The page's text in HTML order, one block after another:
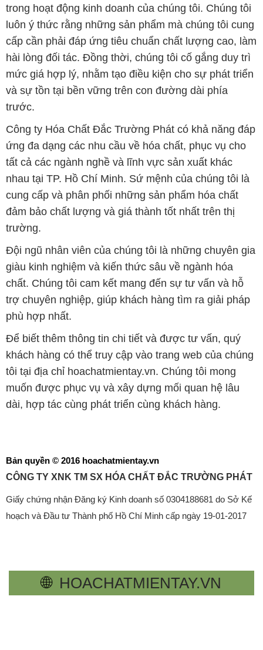
trong hoạt động kinh doanh của chúng tôi. Chúng tôi
luôn ý thức rằng những sản phẩm mà chúng tôi cung
cấp cần phải đáp ứng tiêu chuẩn chất lượng cao, làm
hài lòng đối tác. Đồng thời, chúng tôi cố gắng duy trì
mức giá hợp lý, nhằm tạo điều kiện cho sự phát triển
và sự tồn tại bền vững trên con đường dài phía
trước.
Công ty Hóa Chất Đắc Trường Phát có khả năng đáp
ứng đa dạng các nhu cầu về hóa chất, phục vụ cho
tất cả các ngành nghề và lĩnh vực sản xuất khác
nhau tại TP. Hồ Chí Minh. Sứ mệnh của chúng tôi là
cung cấp và phân phối những sản phẩm hóa chất
đảm bảo chất lượng và giá thành tốt nhất trên thị
trường.
Đội ngũ nhân viên của chúng tôi là những chuyên gia
giàu kinh nghiệm và kiến thức sâu về ngành hóa
chất. Chúng tôi cam kết mang đến sự tư vấn và hỗ
trợ chuyên nghiệp, giúp khách hàng tìm ra giải pháp
phù hợp nhất.
Để biết thêm thông tin chi tiết và được tư vấn, quý
khách hàng có thể truy cập vào trang web của chúng
tôi tại địa chỉ hoachatmientay.vn. Chúng tôi mong
muốn được phục vụ và xây dựng mối quan hệ lâu
dài, hợp tác cùng phát triển cùng khách hàng.
Bản quyền © 2016 hoachatmientay.vn
CÔNG TY XNK TM SX HÓA CHẤT ĐẮC TRƯỜNG PHÁT
Giấy chứng nhận Đăng ký Kinh doanh số 0304188681 do Sở Kế
hoạch và Đầu tư Thành phố Hồ Chí Minh cấp ngày 19-01-2017
🌐 HOACHATMIENTAY.VN